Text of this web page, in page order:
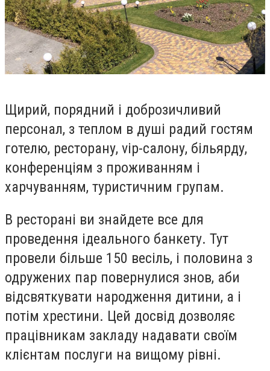
Щирий, порядний і доброзичливий
персонал, з теплом в душі радий гостям
готелю, ресторану, vip-салону, більярду,
конференціям з проживанням і
харчуванням, туристичним групам.
В ресторані ви знайдете все для
проведення ідеального банкету. Тут
провели більше 150 весіль, і половина з
одружених пар повернулися знов, аби
відсвяткувати народження дитини, а і
потім хрестини. Цей досвід дозволяє
працівникам закладу надавати своїм
клієнтам послуги на вищому рівні.